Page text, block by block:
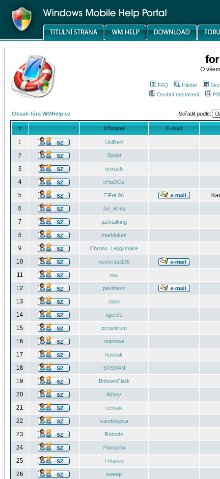
O
FAQ Hledat
Osobní nastavení
Obsah fóra WMHelp.cz Seřadit podle:
# Uživatel E-mail
1 UsiReV
2 Badel
3 nexus6
4 cHaOOs
5 EiFeL96
6
Jiri_Hrma
7 jacktalking
8 marklukes
9 Chrono_Leggionaire
10 nosferatu135
11 nox
12 pavlinaxx
13 Jaso
14 tiger01
15 pccentrum
16 marlowe
17 husnak
18 SYSMAN
19 BobsenClark
20 Kimov
21 cemak
22 karelstupka
23 Robodo
24 Pavlucha
25 Trhanec
26 sweep